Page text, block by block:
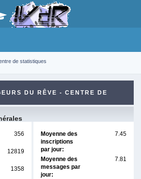
de statistiques
DU RÊVE - CENTRE DE
STATISTIQUES
356
12819
1358
Moyenne des
inscriptions
par jour:
7.45
Moyenne des
messages par
jour:
7.81